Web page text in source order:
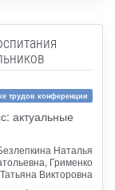
трудов конференции
актуальные
Наталья
Грименко
Татьяна Викторовна